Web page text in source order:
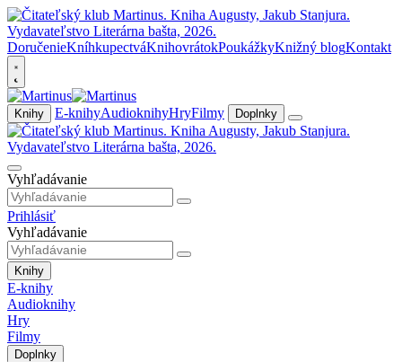
DoručenieKníhkupectváKnihovrátokPoukážkyKnižný blogKontakt
Knihy E-knihyAudioknihyHryFilmy Doplnky
Vyhľadávanie
Prihlásiť
Vyhľadávanie
Knihy
E-knihy
Audioknihy
Hry
Filmy
Doplnky